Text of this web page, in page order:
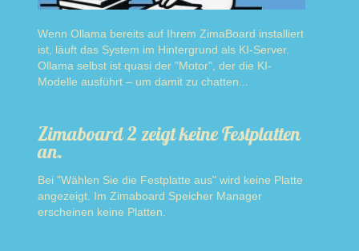
Wenn Ollama bereits auf Ihrem ZimaBoard installiert
ist, läuft das System im Hintergrund als KI-Server.
Ollama selbst ist quasi der "Motor", der die KI-
Modelle ausführt – um damit zu chatten...
Zimaboard 2 zeigt keine Festplatten
an.
Bei "Wählen Sie die Festplatte aus" wird keine Platte
angezeigt. Im Zimaboard Speicher Manager
erscheinen keine Platten.